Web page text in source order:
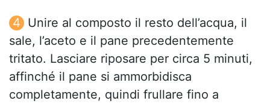
Unire al composto il resto dell’acqua, il
sale, l’aceto e il pane precedentemente
tritato. Lasciare riposare per circa 5 minuti,
affinché il pane si ammorbidisca
completamente, quindi frullare fino a